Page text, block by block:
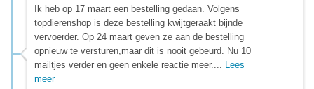
Ik heb op 17 maart een bestelling gedaan. Volgens
topdierenshop is deze bestelling kwijtgeraakt bijnde
vervoerder. Op 24 maart geven ze aan de bestelling
opnieuw te versturen,maar dit is nooit gebeurd. Nu 10
mailtjes verder en geen enkele reactie meer.... Lees
meer